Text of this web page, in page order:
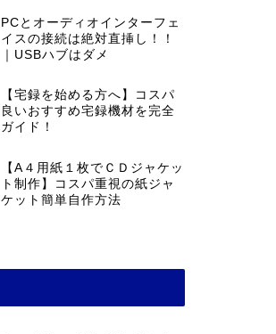
PCとオーディオインターフェ
イスの接続は絶対直挿し！！
｜USBハブはダメ
【宅録を始める方へ】コスパ
良いおすすめ宅録機材を完全
ガイド！
【A４用紙１枚でＣＤジャケッ
ト制作】コスパ重視の紙ジャ
ケット簡単自作方法